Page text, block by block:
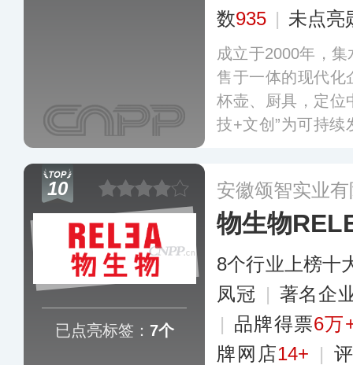
数935 | 未点亮
成立于2000年，
售于一体的现代化
杯壶、厨具，定位
技+文创”为可持
誉，在市场上备受
10
已点亮标签： 7个
安徽颂智实业
物生物
8个行业上榜十
凤冠 | 著名企
| 品牌得票6万
牌网店14+ |